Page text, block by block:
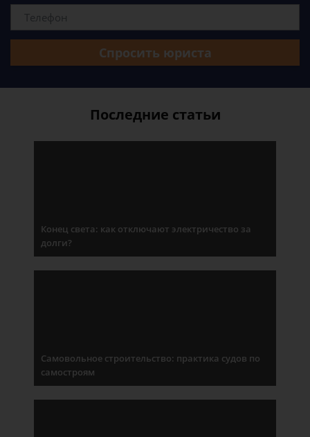
Спросить юриста
Последние статьи
Конец света: как отключают электричество за
долги?
Самовольное строительство: практика судов по
самостроям